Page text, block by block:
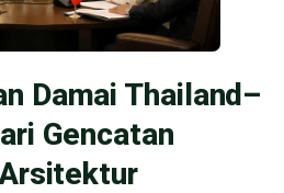
Damai Thailand–
Gencatan